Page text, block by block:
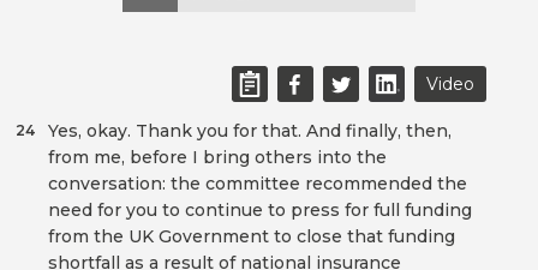
Video
Yes, okay. Thank you for that. And finally, then,
from me, before I bring others into the
conversation: the committee recommended the
need for you to continue to press for full funding
from the UK Government to close that funding
shortfall as a result of national insurance
24